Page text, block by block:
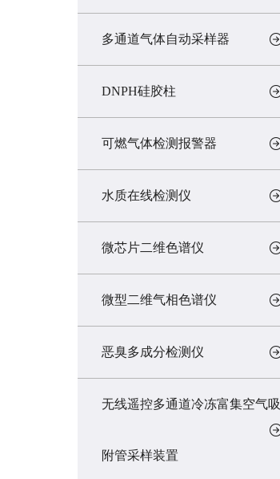
多通道气体自动采样器
DNPH硅胶柱
可燃气体检测报警器
水质在线检测仪
微芯片二维色谱仪
微型二维气相色谱仪
恶臭多成分检测仪
无线遥控多通道冷冻富集空气吸
附管采样装置